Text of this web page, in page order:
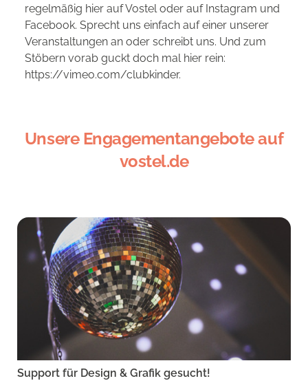
regelmäßig hier auf Vostel oder auf Instagram und
Facebook. Sprecht uns einfach auf einer unserer
Veranstaltungen an oder schreibt uns. Und zum
Stöbern vorab guckt doch mal hier rein:
https://vimeo.com/clubkinder.
Unsere Engagementangebote auf
vostel.de
Support für Design & Grafik gesucht!